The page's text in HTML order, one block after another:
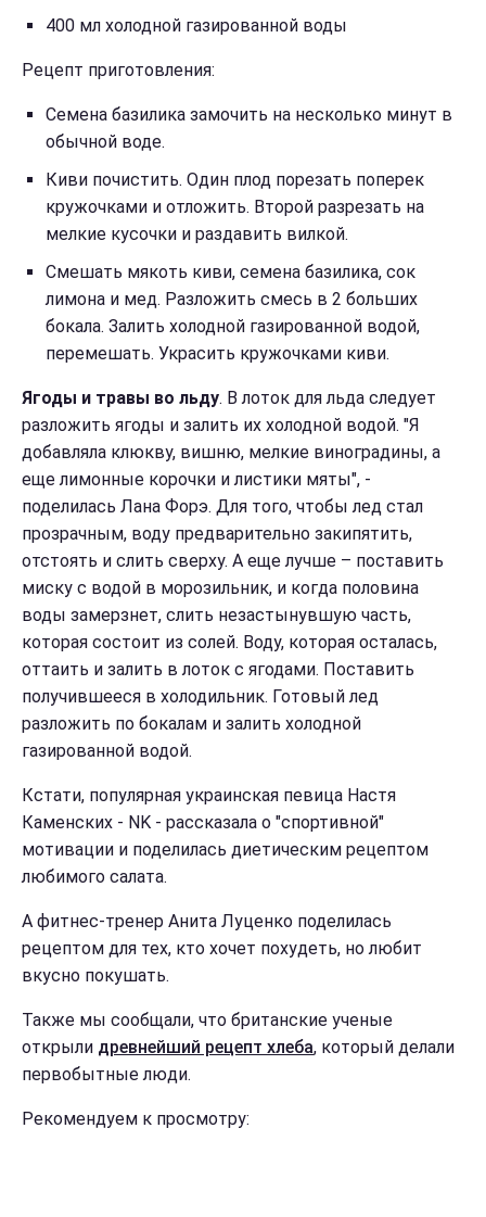
400 мл холодной газированной воды
Рецепт приготовления:
Семена базилика замочить на несколько минут в
обычной воде.
Киви почистить. Один плод порезать поперек
кружочками и отложить. Второй разрезать на
мелкие кусочки и раздавить вилкой.
Смешать мякоть киви, семена базилика, сок
лимона и мед. Разложить смесь в 2 больших
бокала. Залить холодной газированной водой,
перемешать. Украсить кружочками киви.
Ягоды и травы во льду. В лоток для льда следует
разложить ягоды и залить их холодной водой. "Я
добавляла клюкву, вишню, мелкие виноградины, а
еще лимонные корочки и листики мяты", -
поделилась Лана Форэ. Для того, чтобы лед стал
прозрачным, воду предварительно закипятить,
отстоять и слить сверху. А еще лучше – поставить
миску с водой в морозильник, и когда половина
воды замерзнет, слить незастынувшую часть,
которая состоит из солей. Воду, которая осталась,
оттаить и залить в лоток с ягодами. Поставить
получившееся в холодильник. Готовый лед
разложить по бокалам и залить холодной
газированной водой.
Кстати, популярная украинская певица Настя
Каменских - NK - рассказала о "спортивной"
мотивации и поделилась диетическим рецептом
любимого салата.
А фитнес-тренер Анита Луценко поделилась
рецептом для тех, кто хочет похудеть, но любит
вкусно покушать.
Также мы сообщали, что британские ученые
открыли древнейший рецепт хлеба, который делали
первобытные люди.
Рекомендуем к просмотру: